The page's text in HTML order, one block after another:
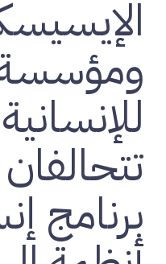
ومؤسسة
برنامج